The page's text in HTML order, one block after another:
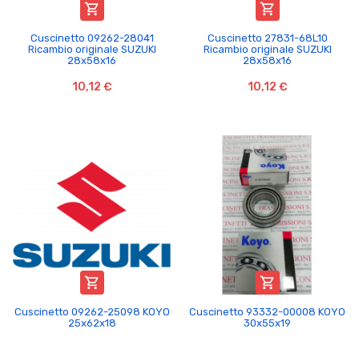

Cuscinetto 09262-28041
Ricambio originale SUZUKI
28x58x16
10,12 €

Cuscinetto 27831-68L10
Ricambio originale SUZUKI
28x58x16
10,12 €

Cuscinetto 09262-25098 KOYO
25x62x18

Cuscinetto 93332-00008 KOYO
30x55x19